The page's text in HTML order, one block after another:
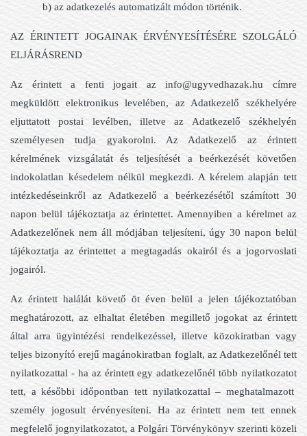
b) az adatkezelés automatizált módon történik.
AZ ÉRINTETT JOGAINAK ÉRVÉNYESÍTÉSÉRE SZOLGÁLÓ
ELJÁRÁSREND
Az érintett a fenti jogait az info@ugyvedhazak.hu címre
megküldött elektronikus levelében, az Adatkezelő székhelyére
eljuttatott postai levélben, illetve az Adatkezelő székhelyén
személyesen tudja gyakorolni. Az Adatkezelő az érintett
kérelmének vizsgálatát és teljesítését a beérkezését követően
indokolatlan késedelem nélkül megkezdi. A kérelem alapján tett
intézkedéseinkről az Adatkezelő a beérkezésétől számított 30
napon belül tájékoztatja az érintettet. Amennyiben a kérelmet az
Adatkezelőnek nem áll módjában teljesíteni, úgy 30 napon belül
tájékoztatja az érintettet a megtagadás okairól és a jogorvoslati
jogairól.
Az érintett halálát követő öt éven belül a jelen tájékoztatóban
meghatározott, az elhaltat életében megillető jogokat az érintett
által arra ügyintézési rendelkezéssel, illetve közokiratban vagy
teljes bizonyító erejű magánokiratban foglalt, az Adatkezelőnél tett
nyilatkozattal - ha az érintett egy adatkezelőnél több nyilatkozatot
tett, a későbbi időpontban tett nyilatkozattal – meghatalmazott
személy jogosult érvényesíteni. Ha az érintett nem tett ennek
megfelelő jognyilatkozatot, a Polgári Törvénykönyv szerinti közeli